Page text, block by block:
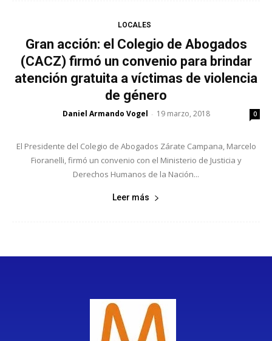
LOCALES
Gran acción: el Colegio de Abogados
(CACZ) firmó un convenio para brindar
atención gratuita a víctimas de violencia
de género
Daniel Armando Vogel - 19 marzo, 2018 0
El Presidente del Colegio de Abogados Zárate Campana, Marcelo
Fioranelli, firmó un convenio con el Ministerio de Justicia y
Derechos Humanos de la Nación...
Leer más